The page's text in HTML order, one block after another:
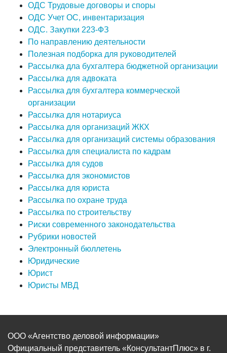
ОДС Трудовые договоры и споры
ОДС Учет ОС, инвентаризация
ОДС. Закупки 223-ФЗ
По направлению деятельности
Полезная подборка для руководителей
Рассылка дла бухгалтера бюджетной организации
Рассылка для адвоката
Рассылка для бухгалтера коммерческой
организации
Рассылка для нотариуса
Рассылка для организаций ЖКХ
Рассылка для организаций системы образования
Рассылка для специалиста по кадрам
Рассылка для судов
Рассылка для экономистов
Рассылка для юриста
Рассылка по охране труда
Рассылка по строительству
Риски современного законодательства
Рубрики новостей
Электронный бюллетень
Юридические
Юрист
Юристы МВД
ООО «Агентство деловой информации»
Официальный представитель «КонсультантПлюс» в г.